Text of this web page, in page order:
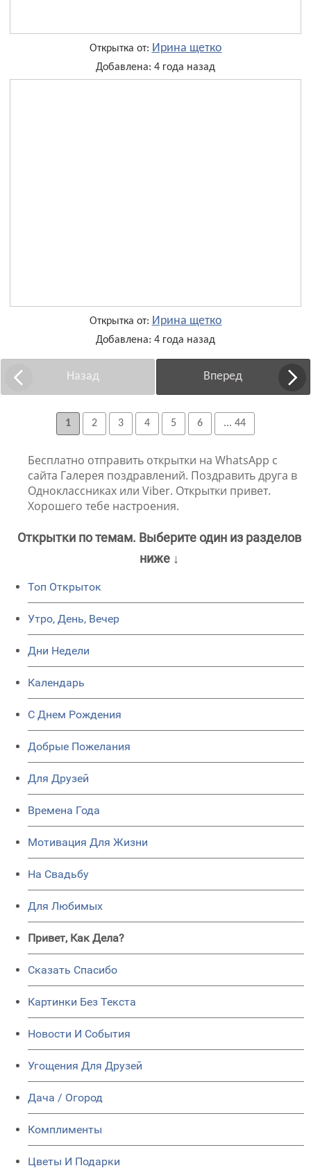
Открытка от: Ирина щетко
Добавлена: 4 года назад
Открытка от: Ирина щетко
Добавлена: 4 года назад
Назад Вперед
1 2 3 4 5 6 ... 44
Бесплатно отправить открытки на WhatsApp с
сайта Галерея поздравлений. Поздравить друга в
Одноклассниках или Viber. Открытки привет.
Хорошего тебе настроения.
Открытки по темам. Выберите один из разделов
ниже ↓
Топ Открыток
Утро, День, Вечер
Дни Недели
Календарь
C Днем Рождения
Добрые Пожелания
Для Друзей
Времена Года
Мотивация Для Жизни
На Свадьбу
Для Любимых
Привет, Как Дела?
Сказать Спасибо
Картинки Без Текста
Новости И События
Угощения Для Друзей
Дача / Огород
Комплименты
Цветы И Подарки